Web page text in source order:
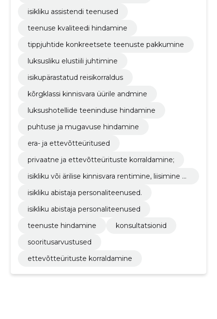
isikliku assistendi teenused
teenuse kvaliteedi hindamine
tippjuhtide konkreetsete teenuste pakkumine
luksusliku elustiili juhtimine
isikupärastatud reisikorraldus
kõrgklassi kinnisvara üürile andmine
luksushotellide teeninduse hindamine
puhtuse ja mugavuse hindamine
era- ja ettevõtteüritused
privaatne ja ettevõtteürituste korraldamine;
isikliku või ärilise kinnisvara rentimine, liisimine v
isikliku abistaja personaliteenused.
isikliku abistaja personaliteenused
teenuste hindamine
konsultatsionid
sooritusarvustused
ettevõtteürituste korraldamine